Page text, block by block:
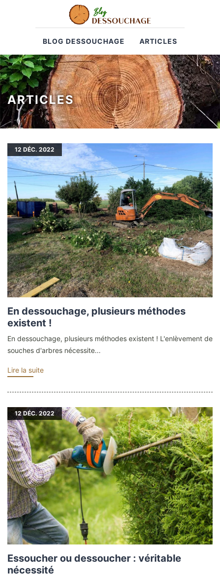
BLOG DESSOUCHAGE ARTICLES
ARTICLES
12 DÉC. 2022
En dessouchage, plusieurs méthodes
existent !
En dessouchage, plusieurs méthodes existent ! L'enlèvement de
souches d'arbres nécessite...
Lire la suite
12DÉC. 2022
Essoucher ou dessoucher : véritable
nécessité